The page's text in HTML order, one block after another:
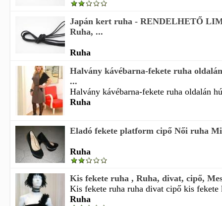
Japán kert ruha - RENDELHETŐ
Ruha, ...
Ruha
Halvány kávébarna-fekete ruha
...
Halvány kávébarna-fekete ruha oldalán
Ruha
Eladó fekete platform cipő Női ruha
Ruha
Kis fekete ruha , Ruha, divat, cipő,
Kis fekete ruha ruha divat cipő kis fekete
Ruha